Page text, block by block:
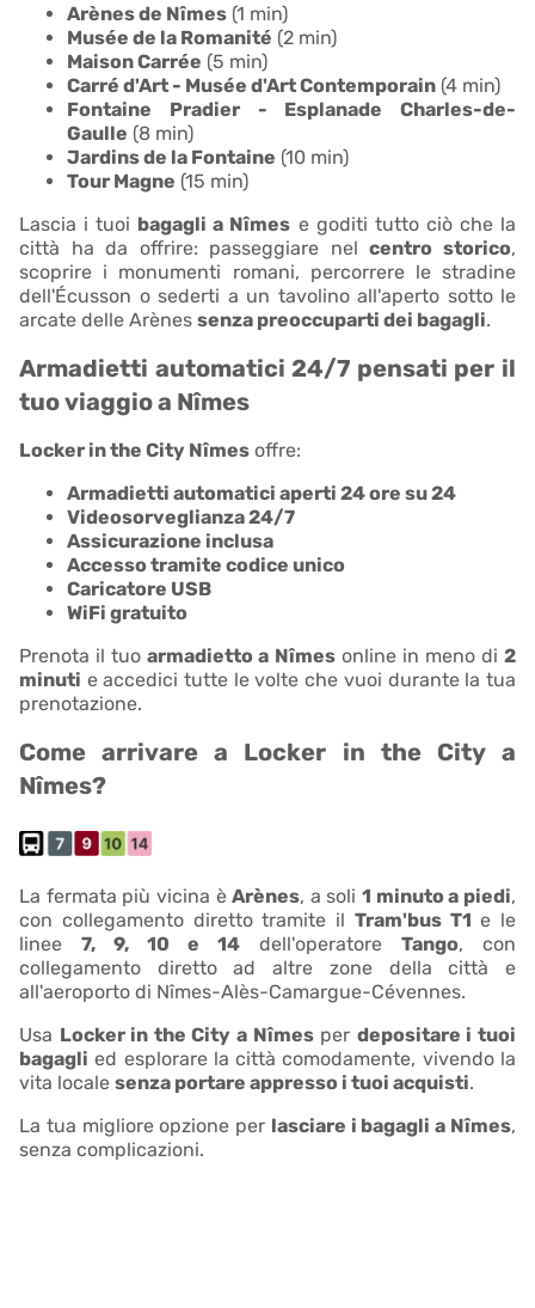
Arènes de Nîmes (1 min)
Musée de la Romanité (2 min)
Maison Carrée (5 min)
Carré d'Art - Musée d'Art Contemporain (4 min)
Fontaine Pradier - Esplanade Charles-de-
Gaulle (8 min)
Jardins de la Fontaine (10 min)
Tour Magne (15 min)
Lascia i tuoi bagagli a Nîmes e goditi tutto ciò che la
città ha da offrire: passeggiare nelcentro storico,
scoprire i monumenti romani, percorrere le stradine
dell'Écusson o sederti a un tavolino all'aperto sotto le
arcate delle Arènes senza preoccuparti dei bagagli.
Armadietti automatici 24/7 pensati per il
tuo viaggio a Nîmes
Locker in the City Nîmes offre:
Armadietti automatici aperti 24 ore su 24
Videosorveglianza 24/7
Assicurazione inclusa
Accesso tramite codice unico
Caricatore USB
WiFi gratuito
Prenota il tuoarmadietto a Nîmesonline in meno di2
minuti e accedici tutte le volte che vuoi durante la tua
prenotazione.
Come arrivare a Locker in the City a
Nîmes?
La fermata più vicina èArènes, a soli1 minuto a piedi,
con collegamento diretto tramite il Tram'bus T1 e le
linee 7, 9, 10 e 14 dell'operatore Tango, con
collegamento diretto ad altre zone della città e
all'aeroporto di Nîmes-Alès-Camargue-Cévennes.
Usa Locker in the City a Nîmesper depositare i tuoi
bagagli ed esplorare la città comodamente, vivendo la
vita locale senza portare appresso i tuoi acquisti.
La tua migliore opzione per lasciare i bagagli a Nîmes,
senza complicazioni.